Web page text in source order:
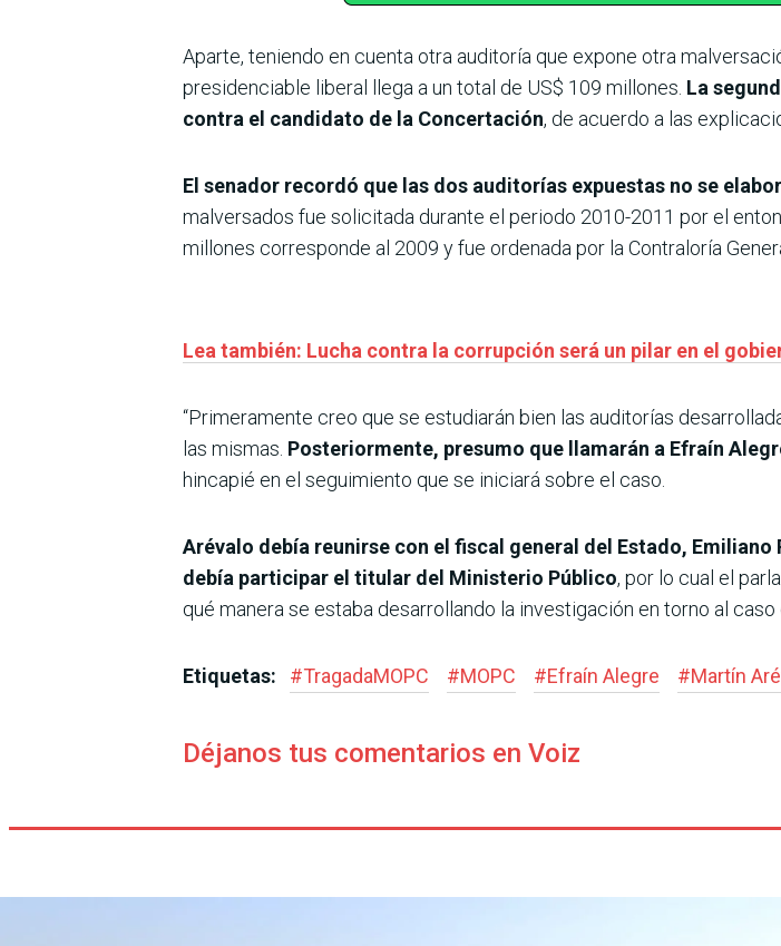
Aparte, teniendo en cuenta otra auditoría que expone otra
presidenciable liberal llega a un total de US$ 109 millones. La
contra el candidato de la Concertación, de acuerdo a las
El senador recordó que las dos auditorías expuestas no se
malversados fue solicitada durante el periodo 2010-2011 por el
millones corresponde al 2009 y fue ordenada por la Contraloría
Lea también: Lucha contra la corrupción será un pilar en el
“Primeramente creo que se estudiarán bien las auditorías
las mismas. Posteriormente, presumo que llamarán a Efraín
hincapié en el seguimiento que se iniciará sobre el caso.
Arévalo debía reunirse con el fiscal general del Estado,
debía participar el titular del Ministerio Público, por lo cual el
qué manera se estaba desarrollando la investigación en torno al
Etiquetas: #TragadaMOPC #MOPC #Efraín Alegre #Martín
Déjanos tus comentarios en Voiz